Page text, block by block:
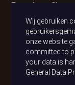
Zaterdag –
Zaterdag –
Wij gebruiken
onze website
committed to
your data is
General Data